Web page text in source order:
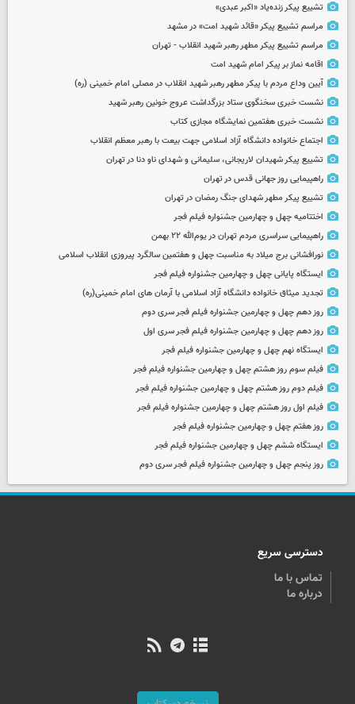
تشییع پیکر زنده‌یاد «اکبر عبدی»
مراسم تشییع پیکر «قائد شهید امت» در مشهد
مراسم تشییع پیکر مطهر رهبر شهید انقلاب - تهران
اقامه نماز بر پیکر امام شهید امت
آیین وداع مردم با پیکر مطهر رهبر شهید انقلاب در مصلی امام خمینی (ره)
نشست خبری سخنگوی ستاد بزرگداشت عروج خونین رهبر شهید
نشست خبری هفتمین نمایشگاه مجازی کتاب
اجتماع خانواده دانشگاه آزاد اسلامی جهت بیعت با رهبر معظم انقلاب
تشییع پیکر شهیدان لاریجانی، سلیمانی و شهدای ناو دنا در تهران
راهپیمایی روز جهانی قدس در تهران
تشییع پیکر مطهر شهدای جنگ رمضان در تهران
اختتامیه چهل و چهارمین جشنواره فیلم فجر
راهپیمایی سراسری مردم تهران در یوم‌الله ۲۲ بهمن
نورافشانی برج میلاد به مناسبت چهل‌ و هفتمین سالگرد پیروزی انقلاب اسلامی
ایستگاه پایانی چهل و چهارمین جشنواره فیلم فجر
تجدید میثاق خانواده دانشگاه آزاد اسلامی با آرمان های امام خمینی(ره)
روز دهم چهل و چهارمین جشنواره فیلم فجر سری دوم
روز دهم چهل و چهارمین جشنواره فیلم فجر سری اول
ایستگاه نهم چهل و چهارمین جشنواره فیلم فجر
فیلم سوم روز هشتم چهل و چهارمین جشنواره فیلم فجر
فیلم دوم روز هشتم چهل و چهارمین جشنواره فیلم فجر
فیلم اول روز هشتم چهل و چهارمین جشنواره فیلم فجر
روز هفتم چهل و چهارمین جشنواره فیلم فجر
ایستگاه ششم چهل و چهارمین جشنواره فیلم فجر
روز پنجم چهل و چهارمین جشنواره فیلم فجر سری دوم
دسترسی سریع
تماس با ما
درباره ما